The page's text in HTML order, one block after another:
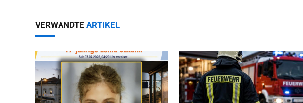
VERWANDTE ARTIKEL